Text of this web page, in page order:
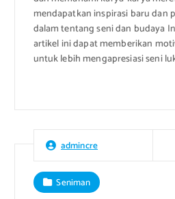
mendapatkan inspirasi baru dan
dalam tentang seni dan budaya
artikel ini dapat memberikan
untuk lebih mengapresiasi seni
admincre
Seniman